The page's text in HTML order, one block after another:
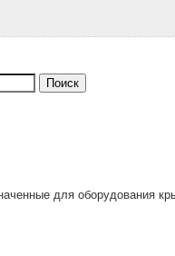
для оборудования